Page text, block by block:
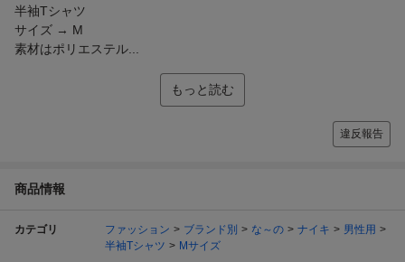
半袖Tシャツ
サイズ → M
素材はポリエステル...
もっと読む
違反報告
商品情報
カテゴリ ファッション ブランド別 な～の ナイキ
男性用
半袖Tシャツ
Mサイズ